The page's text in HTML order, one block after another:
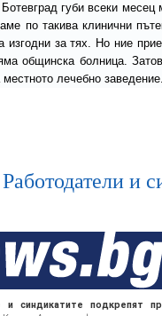
губи всеки
по такива клинични
изгодни за тях. Но ние
общинска болница.
местното лечебно заведение.
и
и синдикатите подкрепят